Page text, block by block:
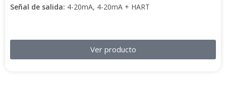
Señal de salida: 4-20mA, 4-20mA + HART
Ver producto